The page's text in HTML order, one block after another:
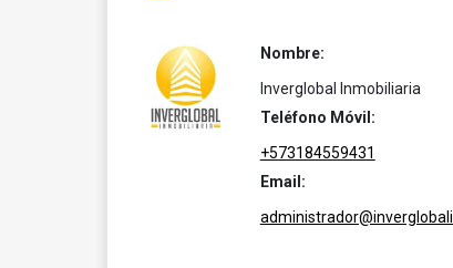
Nombre:
Inverglobal Inmobiliaria
Teléfono Móvil:
+573184559431
Email: